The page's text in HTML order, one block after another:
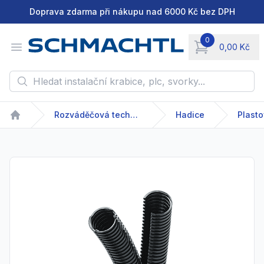
Doprava zdarma při nákupu nad 6000 Kč bez DPH
Open menu
0
0,00 Kč
items in cart,
Hledat instalační krabice, plc, svorky...
Home
Rozváděčová technika Hadice